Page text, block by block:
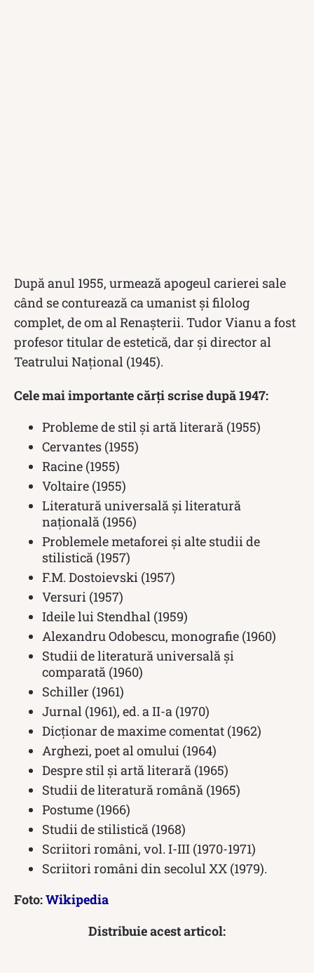
După anul 1955, urmează apogeul carierei sale
când se conturează ca umanist și filolog
complet, de om al Renașterii. Tudor Vianu a fost
profesor titular de estetică, dar și director al
Teatrului Național (1945).
Cele mai importante cărți scrise după 1947:
Probleme de stil și artă literară (1955)
Cervantes (1955)
Racine (1955)
Voltaire (1955)
Literatură universală și literatură
națională (1956)
Problemele metaforei și alte studii de
stilistică (1957)
F.M. Dostoievski (1957)
Versuri (1957)
Ideile lui Stendhal (1959)
Alexandru Odobescu, monografie (1960)
Studii de literatură universală și
comparată (1960)
Schiller (1961)
Jurnal (1961), ed. a II-a (1970)
Dicționar de maxime comentat (1962)
Arghezi, poet al omului (1964)
Despre stil și artă literară (1965)
Studii de literatură română (1965)
Postume (1966)
Studii de stilistică (1968)
Scriitori români, vol. I-III (1970-1971)
Scriitori români din secolul XX (1979).
Foto:Wikipedia
Distribuie acest articol: